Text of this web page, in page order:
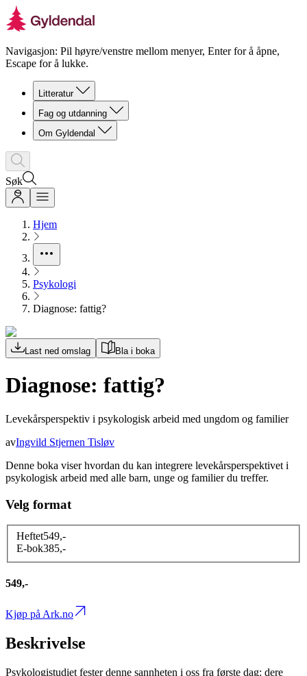
Navigasjon: Pil høyre/venstre mellom menyer, Enter for å åpne,
Escape for å lukke.
Litteratur
Fag og utdanning
Om Gyldendal
Søk
Hjem
Psykologi
Diagnose: fattig?
Last ned omslag Bla i boka
Diagnose: fattig?
Levekårsperspektiv i psykologisk arbeid med ungdom og familier
avIngvild Stjernen Tisløv
Denne boka viser hvordan du kan integrere levekårsperspektivet i
psykologisk arbeid med alle barn, unge og familier du treffer.
Velg format
Heftet549,-
E-bok385,-
549,-
Kjøp på Ark.no
Beskrivelse
Psykologistudiet fester denne sannheten i oss fra første dag: dere